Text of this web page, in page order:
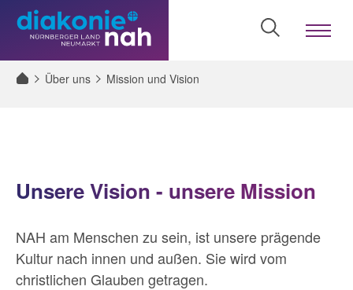
Zum
Seiteninhalt
Zum
Menü
Zur
Website-
Menü
Über uns Mission und Vision
Unsere Vision - unsere Mission
NAH am Menschen zu sein, ist unsere prägende
Kultur nach innen und außen. Sie wird vom
christlichen Glauben getragen.